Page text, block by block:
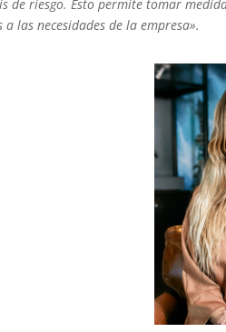
riesgo. Esto permite tomar
las necesidades de la empresa».